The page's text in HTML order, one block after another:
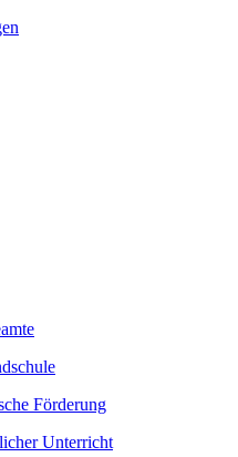
Förderung
Unterricht